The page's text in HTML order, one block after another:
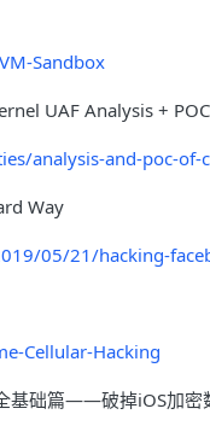
Sandbox
UAF Analysis + POC
analysis-and-poc-
Way
05/21/hacking-
Cellular-Hacking
基础篇——破掉iOS加密